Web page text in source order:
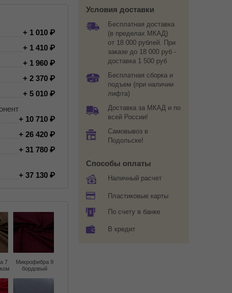
Условия доставки
Бесплатная доставка
(в пределах МКАД)
от 18 000 рублей. При
заказе до 18 000 руб -
доставка 1 500 руб
Бесплатная сборка и
подъем (при наличии
лифта)
Доставка за МКАД и по
всей России!
Самовывоз в
Подольске!
Способы оплаты
Наличный расчет
Пластиковые карты
По счету в банке
В кредит
+ 1 010
+ 1 410
+ 1 960
+ 2 370
+ 5 010
+ 10 710
+ 26 420
+ 31 780
+ 37 130
7
Микрофибра 9
бордовый